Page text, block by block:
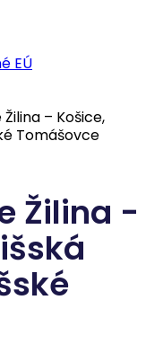
EÚ
– Košice,
Tomášovce
Žilina -